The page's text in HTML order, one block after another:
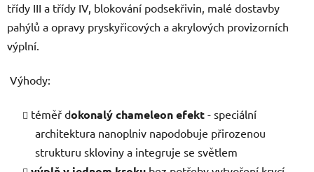
třídy III a třídy IV, blokování podsekřivin, malé dostavby
pahýlů a opravy pryskyřicových a akrylových provizorních
výplní.
Výhody:
téměř dokonalý chameleon efekt - speciální
architektura nanoplniv napodobuje přirozenou
strukturu skloviny a integruje se světlem